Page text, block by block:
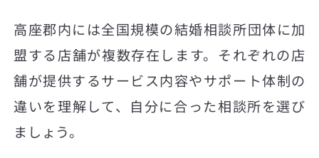
高座郡内には全国規模の結婚相談所団体に加
盟する店舗が複数存在します。それぞれの店
舗が提供するサービス内容やサポート体制の
違いを理解して、自分に合った相談所を選び
ましょう。